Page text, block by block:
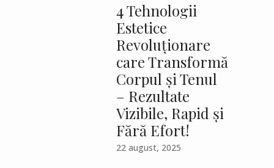
4 Tehnologii
Estetice
Revoluționare
care Transformă
Corpul și Tenul
– Rezultate
Vizibile, Rapid și
Fără Efort!
22 august, 2025